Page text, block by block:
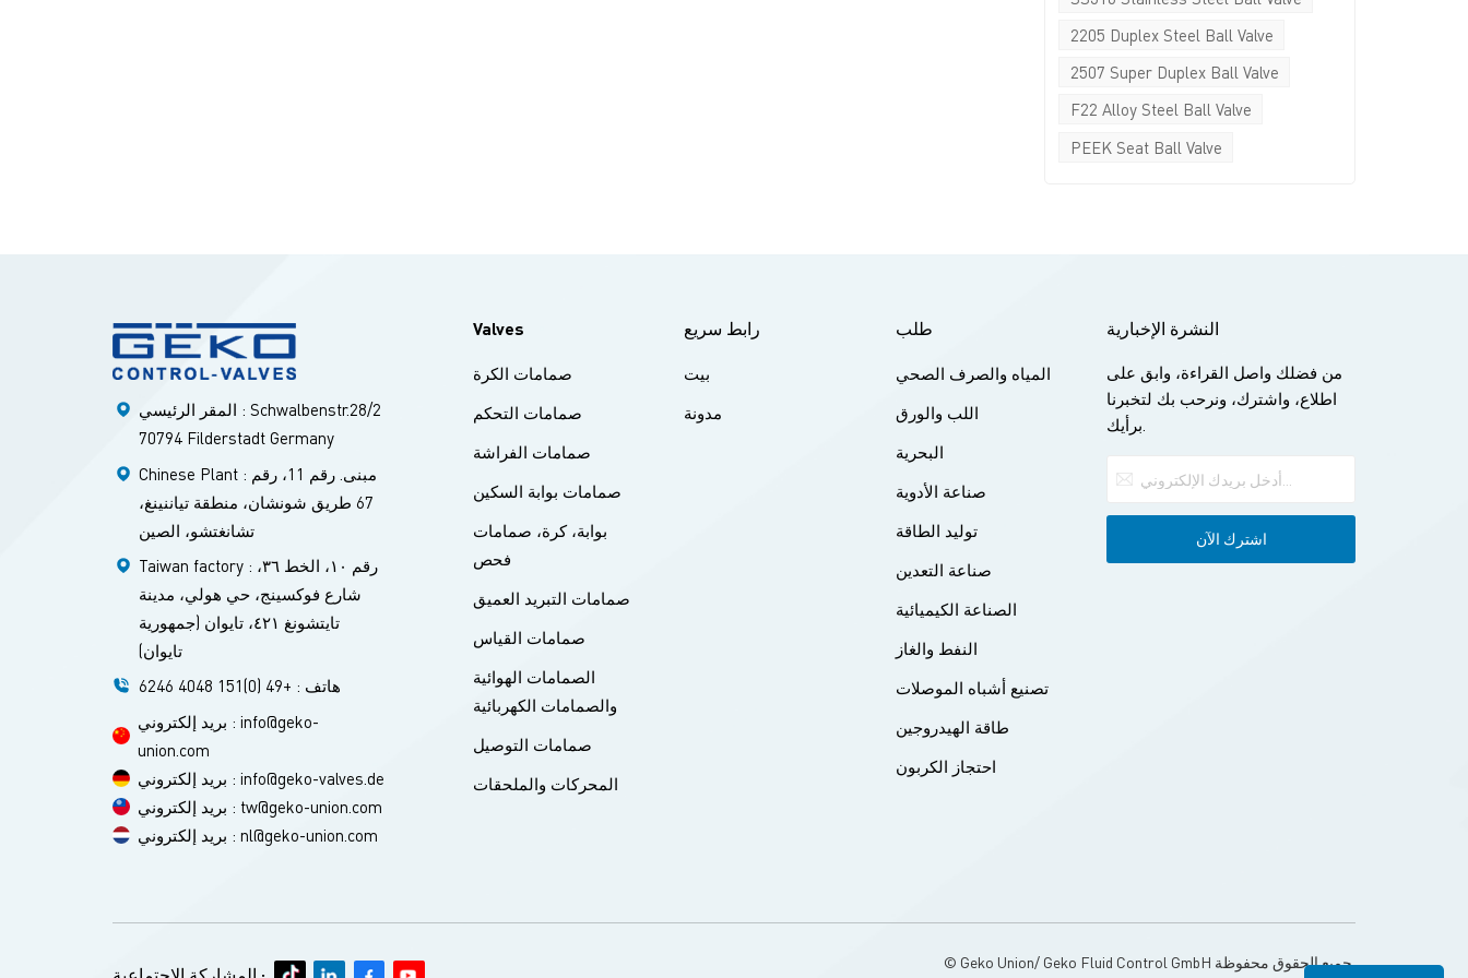
2205 Duplex Steel Ball Valve
2507 Super Duplex Ball Valve
F22 Alloy Steel Ball Valve
PEEK Seat Ball Valve
جرافيتانبعاثات منخفضة، مقاومة للحريقبطانةPFA، PTFE، FEPتآكل
سدادةمقاومة عالية للتآكل/متطلبات الفلور ← صمام سدادة مبطن بالكامل
مقاوم للحرارة العالية، مقاوم للحريق، بدون تسريبالطين، مياه الصرف الصحي،
الجسيمات → صمام فراشة مبطن بالفلور عملية صيانة صمامات جيكو1. الفك:
الغيار (إصلاح شامل): غلاف PFA/PTFE، مانع تسرب ساق الصمام، المحامل،
حلقات O، صيانة المشغل3. التجميع: قم بمحاذاة القابس/القرص، وشد مانع
التسرب مسبقًا بالتساوي، واتبع معايير عزم الدوران، وقم بتشغيل سلس بكامل
الشوط4. اختبار الضغط: ضغط الجسم 1.5 ضعف الضغط الاسمي، ضغط الختم
1.1 ضعف الضغط الاسمي، مدة الاختبار 5 دقائق على الأقل، بدون أي تسريب،
شهادة اختبار مطلوبة صمامات GEKO مقابل الصمامات
القياسية ميزةجيكوصمام قياسيختمغلاف ذاتي المسح، يمنع التسرب تمامًاعرضة
للتلف، تسرب داخليصيانةقابلة للإصلاح عبر الإنترنت، ولا تحتاج إلى تزييتيتطلب
تفكيكاًعمرأطول من 3 إلى 5 مراتقصيرالانبعاثاتمعتمد لانبعاثات
منخفضةمعيارمقاومة التآكلفائق الارتفاعمعيار ملخصالتركيز على الغلاف، والختم،
والمحاذاةصمام السدادة: استبدل الغلاف والحلقة المانعة للتسرب، وقم بمحاذاة
السدادةصمام الفراشة: تركيز ثلاثي اللامركزية على مانع التسرب، وتمركز متحد
والتنظيف الذاتي، وإمكانية الإصلاح أثناء التشغيل، وانخفاض الانبعاثات - مما
يجعلها مثالية للعمليات الكيميائية والتكريرية والحمضية/القلوية. وتركز الصيانة
المقر الرئيسي : Schwalbenstr.28/2
70794 Filderstadt Germany
Chinese Plant : مبنى. رقم 11، رقم
67 طريق شونشان، منطقة تياننينغ،
تشانغتشو، الصين
Taiwan factory : رقم ١٠، الخط ٣٦،
شارع فوكسينج، حي هولي، مدينة
تايتشونغ ٤٢١، تايوان (جمهورية
تايوان)
هاتف : +49 (0)151 4048 6246
بريد إلكتروني : info@geko-
union.com
بريد إلكتروني : info@geko-valves.de
بريد إلكتروني : tw@geko-union.com
بريد إلكتروني : nl@geko-union.com
Valves
صمامات الكرة
صمامات التحكم
صمامات الفراشة
صمامات بوابة السكين
بوابة، كرة، صمامات
فحص
صمامات التبريد العميق
صمامات القياس
الصمامات الهوائية
والصمامات الكهربائية
صمامات التوصيل
المحركات والملحقات
رابط سريع
بيت
مدونة
طلب
المياه والصرف الصحي
اللب والورق
البحرية
صناعة الأدوية
توليد الطاقة
صناعة التعدين
الصناعة الكيميائية
النفط والغاز
تصنيع أشباه الموصلات
طاقة الهيدروجين
احتجاز الكربون
النشرة الإخبارية
من فضلك واصل القراءة، وابق على
اطلاع، واشترك، ونرحب بك لتخبرنا
برأيك.
© Geko Union/ Geko Fluid Control GmbH جميع الحقوق محفوظة.